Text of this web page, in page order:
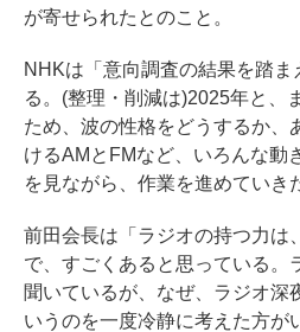
が寄せられたとのこと。
NHKは「意向調査の結果を踏
る。(整理・削減は)2025年と、
ため、波の性格をどうするか、
けるAMとFMなど、いろんな動
を見ながら、作業を進めていき
前田会長は「ラジオの持つ力は
で、すごくあると思っている。
聞いているが、なぜ、ラジオ深
いうのを一度冷静に考えた方が